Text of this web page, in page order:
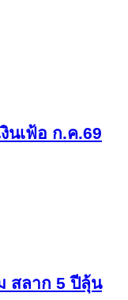
นเฟ้อ ก.ค.69
สลาก 5 ปีลุ้น